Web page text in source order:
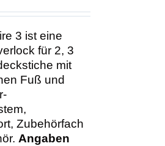
3 ist eine
für 2, 3
mit
Fuß und
Zubehörfach
Angaben